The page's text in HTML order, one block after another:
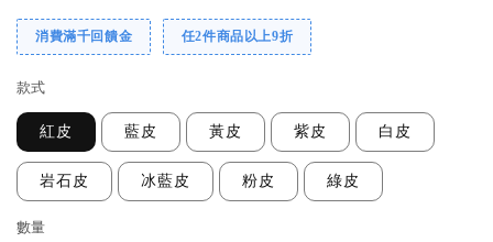
消費滿千回饋金 任2件商品以上9折
款式
紅皮 藍皮 黃皮 紫皮 白皮
岩石皮 冰藍皮 粉皮 綠皮
數量